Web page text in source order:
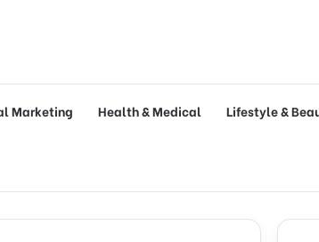
Marketing Health & Medical Lifestyle &